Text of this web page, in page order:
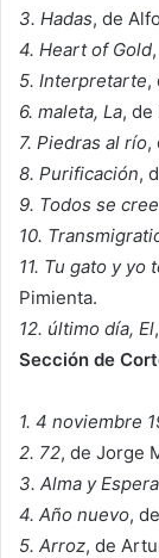
3. Hadas, de
4. Heart of Gold
5. Interpretarte,
6. maleta, La, de
7. Piedras al río,
8. Purificación,
9. Todos se
10.
11. Tu gato y yo
Pimienta.
12. último día, El
Sección de
1. 4 noviembre
2. 72, de Jorge
3. Alma y
4. Año nuevo,
5. Arroz, de